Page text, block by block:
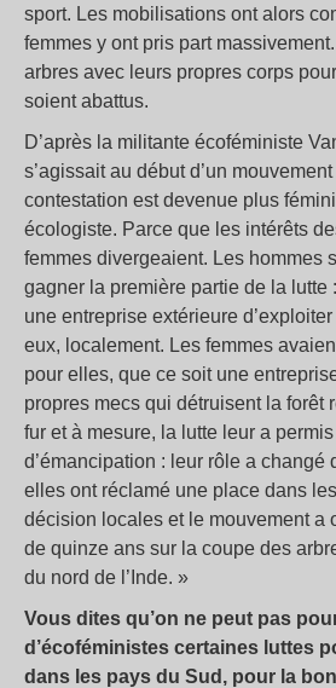
sport. Les mobilisations ont alors
femmes y ont pris part
arbres avec leurs propres corps
soient abattus.
D’après la militante écoféministe
s’agissait au début d’un
contestation est devenue plus
écologiste. Parce que les intérêts
femmes divergeaient. Les hommes
gagner la première partie de la lutte
une entreprise extérieure
eux, localement. Les femmes
pour elles, que ce soit une
propres mecs qui détruisent la forêt
fur et à mesure, la lutte leur a
d’émancipation : leur rôle a changé
elles ont réclamé une place dans
décision locales et le mouvement a
de quinze ans sur la coupe des
du nord de l’Inde. »
Vous dites qu’on ne peut pas
d’écoféministes certaines luttes
dans les pays du Sud, pour la